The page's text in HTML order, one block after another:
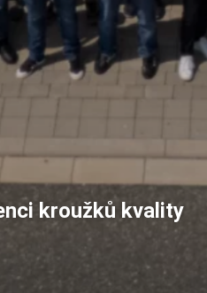
kroužků kvality